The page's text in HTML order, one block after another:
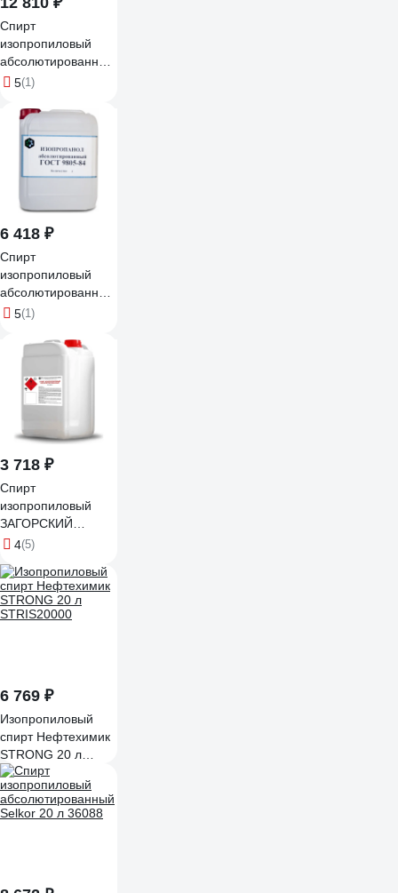
Спирт
изопропиловый
абсолютированный
ХИМЭКСИ 20 л
5(1)
6 418 ₽
Спирт
изопропиловый
абсолютированный
ХИМЭКСИ 10 л
5(1)
3 718 ₽
Спирт
изопропиловый
ЗАГОРСКИЙ
ЛАКОКРАСОЧНЫЙ
ZLK07342
4(5)
6 769 ₽
Изопропиловый
спирт Нефтехимик
STRONG 20 л
STRIS20000